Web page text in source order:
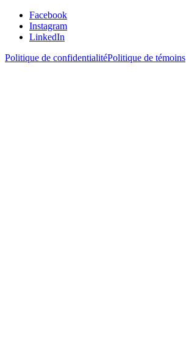
Facebook
Instagram
LinkedIn
Politique de confidentialitéPolitique de témoins